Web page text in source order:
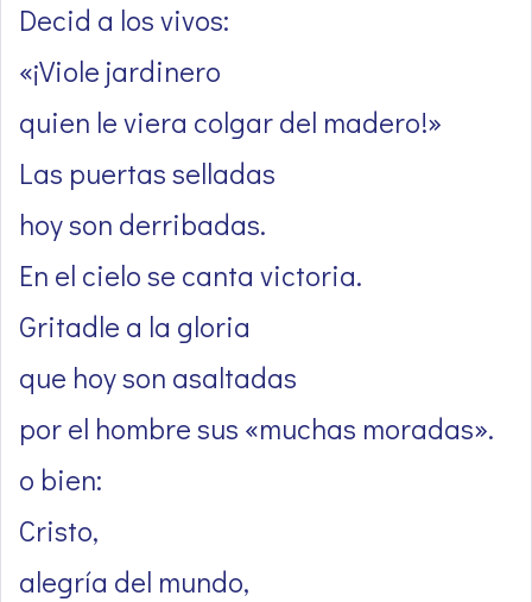
Decid a los vivos:
«¡Viole jardinero
quien le viera colgar del madero!»
Las puertas selladas
hoy son derribadas.
En el cielo se canta victoria.
Gritadle a la gloria
que hoy son asaltadas
por el hombre sus «muchas moradas».
o bien:
Cristo,
alegría del mundo,